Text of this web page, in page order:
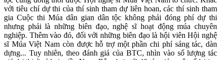
với tiêu chí dự thi của thí sinh tham dự liên hoan, các thí sinh tham
gia Cuộc thi Múa dân gian dân tộc không phải đóng phí dự thi
nhưng phải là những biên đạo, nghệ sĩ hoạt động múa chuyên
nghiệp. Thêm vào đó, đối với những biên đạo là hội viên Hội nghệ
sĩ Múa Việt Nam còn được hỗ trợ một phần chi phí sáng tác, dàn
dựng... Tuy nhiên, theo đánh giá của BTC, nhìn vào số lượng tác